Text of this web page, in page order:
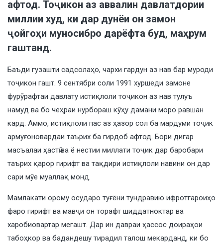
афтод. Тоҷикон аз аввалин давлатдории
миллии худ, ки дар дунёи он замон
ҷойгоҳи муносибро дарёфта буд, маҳрум
гаштанд.
Баъди гузашти садсолаҳо, чархи гардун аз нав бар муроди
тоҷикон гашт. 9 сентябри соли 1991 хуршеди замоне
фурӯрафтаи давлату истиқлоли тоҷикон аз нав тулуъ
намуд ва бо чеҳраи нурбораш кӯҳу дамани моро равшан
кард. Аммо, истиқлоли пас аз ҳазор сол ба мардуми тоҷик
армуғоновардаи таърих ба гирдоб афтод. Бори дигар
масъалаи ҳастӣ ва ё нестии миллати тоҷик дар баробари
таърих қарор гирифт ва тақдири истиқлоли навини он дар
сари мӯе муаллақ монд.
Мамлакати орому осударо туғёни тундравию ифротгароиҳо
фаро гирифт ва мавҷи он торафт шиддатноктар ва
харобиовартар мегашт. Дар ин давраи ҳассос доираҳои
табоҳкор ва бадандешу тирадил талош мекарданд, ки бо